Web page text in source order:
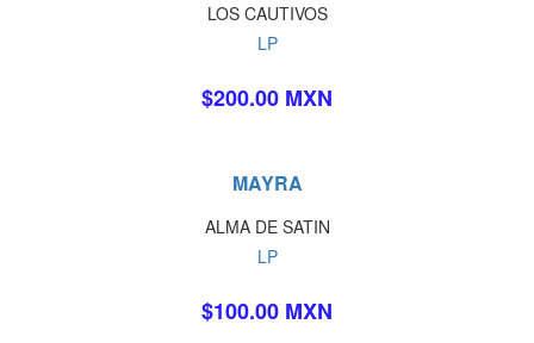
LOS CAUTIVOS
LP
$200.00 MXN
MAYRA
ALMA DE SATIN
LP
$100.00 MXN